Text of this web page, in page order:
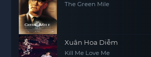
The Green Mile
Xuân Hoa Diễm
Kill Me Love Me